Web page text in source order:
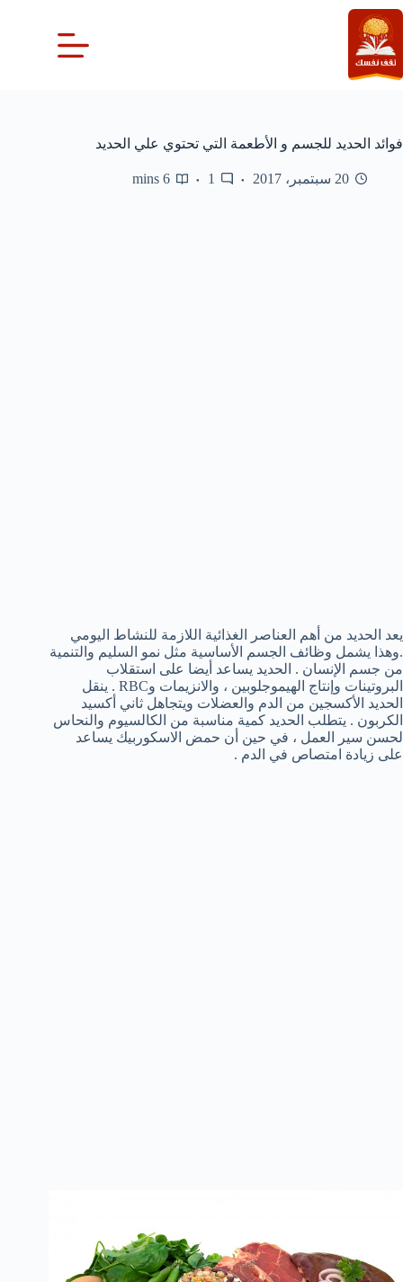
التجاوز
إلى
المحتوى
فوائد الحديد للجسم و الأطعمة التي تحتوي علي الحديد
20 سبتمبر، 2017 1
6 mins
يعد الحديد من أهم العناصر الغذائية اللازمة للنشاط اليومي
.وهذا يشمل وظائف الجسم الأساسية مثل نمو السليم والتنمية
من جسم الإنسان . الحديد يساعد أيضا على استقلاب
البروتينات وإنتاج الهيموجلوبين ، والانزيمات وRBC . ينقل
الحديد الأكسجين من الدم والعضلات ويتجاهل ثاني أكسيد
الكربون . يتطلب الحديد كمية مناسبة من الكالسيوم والنحاس
لحسن سير العمل ، في حين أن حمض الاسكوربيك يساعد
على زيادة امتصاص في الدم .